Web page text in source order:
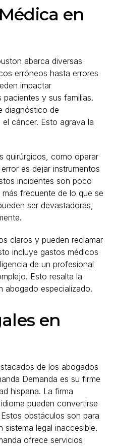
en
abarca diversas
erróneos hasta errores
impactar
y sus familias.
diagnóstico de
cáncer. Esto agrava la
quirúrgicos, como operar
es dejar instrumentos
incidentes son poco
frecuente de lo que se
ser devastadoras,
claros y pueden reclamar
incluye gastos médicos
de un profesional
Esto resalta la
abogado especializado.
en
de los abogados
Demanda es su firme
hispana. La firma
pueden convertirse
obstáculos son para
sistema legal inaccesible.
ofrece servicios